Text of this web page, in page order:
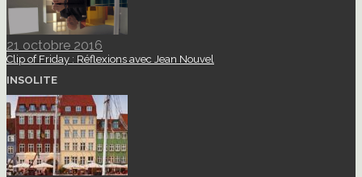
21 octobre 2016
Clip of Friday : Réflexions avec Jean Nouvel
INSOLITE